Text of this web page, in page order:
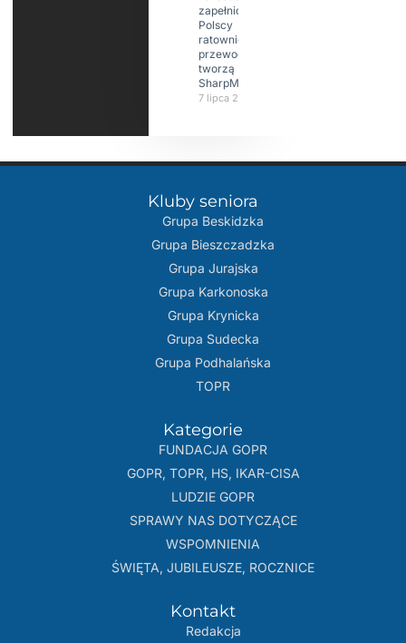
zapełniona?
Polscy
ratownicy i
przewodnicy
tworzą
SharpMap
7 lipca 2026
Kluby seniora
Grupa Beskidzka​
Grupa Bieszczadzka
Grupa Jurajska
Grupa Karkonoska
Grupa Krynicka
Grupa Sudecka
Grupa Podhalańska
TOPR
Kategorie
FUNDACJA GOPR
GOPR, TOPR, HS, IKAR-CISA
LUDZIE GOPR
SPRAWY NAS DOTYCZĄCE
WSPOMNIENIA
ŚWIĘTA, JUBILEUSZE, ROCZNICE
Kontakt
Redakcja